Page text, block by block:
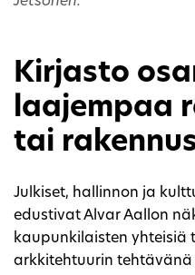
Kirjasto
laajempaa
tai
Julkiset, hallinnon ja
edustivat Alvar Aallon
kaupunkilaisten yhteisiä
arkkitehtuurin